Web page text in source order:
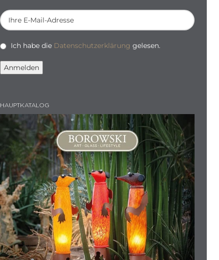
Ich habe die Datenschutzerklärung gelesen.
HAUPTKATALOG